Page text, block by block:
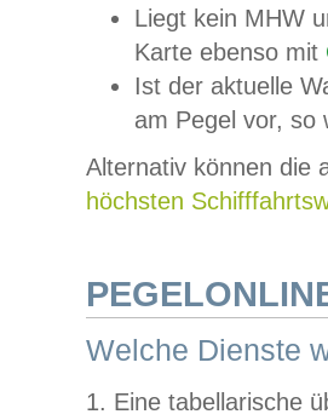
Liegt kein MHW
Karte ebenso mit
Ist der aktuelle
am Pegel vor,
Alternativ können die
höchsten
Welche Dienste
1. Eine tabellarische